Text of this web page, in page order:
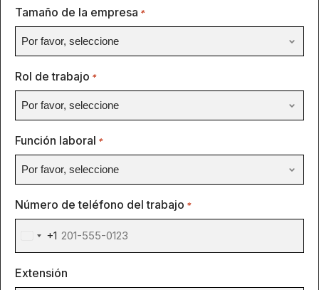
Tamaño de la empresa *
Rol de trabajo *
Función laboral *
Número de teléfono del trabajo *
United
+1
+1
Extensión